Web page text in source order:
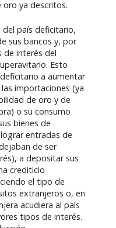
ya descritos.
país deficitario,
sus bancos y, por
de interés del
Esto
a aumentar
importaciones (ya
de oro y de
o su consumo
bienes de
entradas de
de ser
a depositar sus
crediticio
el tipo de
extranjeros o, en
acudiera al país
tipos de interés.